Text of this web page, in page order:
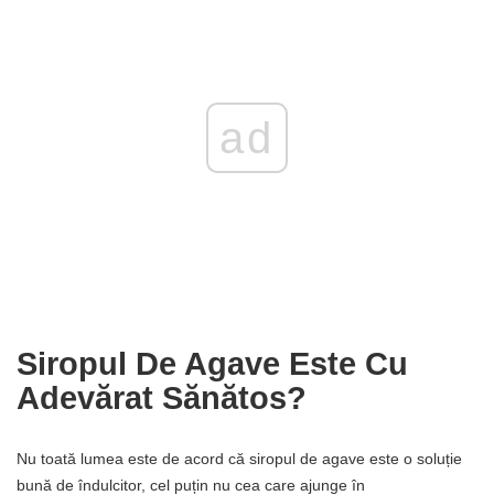
ad
Siropul De Agave Este Cu
Adevărat Sănătos?
Nu toată lumea este de acord că siropul de agave este o soluție
bună de îndulcitor, cel puțin nu cea care ajunge în